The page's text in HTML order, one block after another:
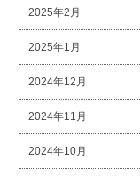
2025年2月
2025年1月
2024年12月
2024年11月
2024年10月